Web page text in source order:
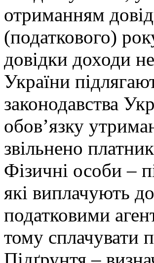
отриманням
(податкового)
довідки доходи
України
законодавства
обов’язку
звільнено
Фізичні особи –
які виплачують
податковими
тому сплачувати